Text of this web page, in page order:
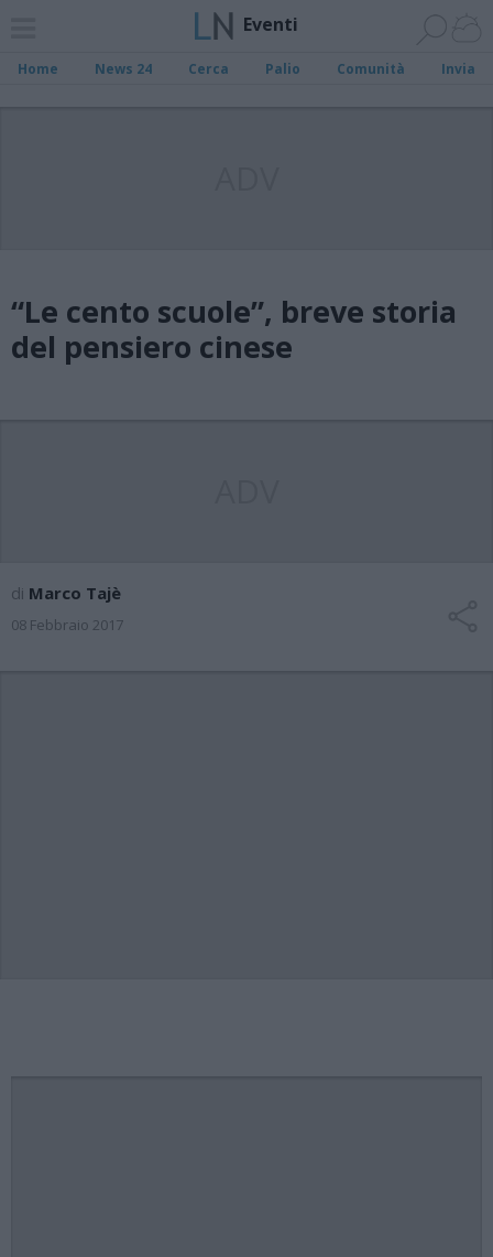
Eventi
Home News 24 Cerca Palio Comunità Invia
“Le cento scuole”, breve storia
del pensiero cinese
di Marco Tajè
08 Febbraio 2017